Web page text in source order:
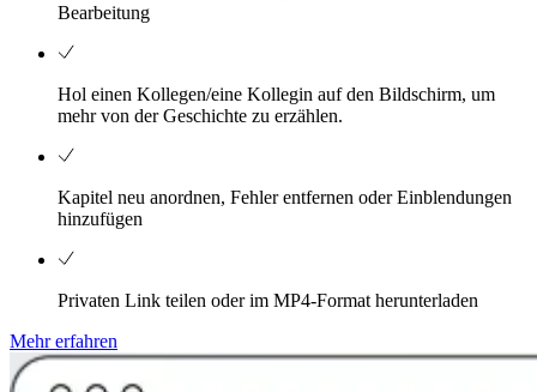
Bearbeitung
Hol einen Kollegen/eine Kollegin auf den Bildschirm, um
mehr von der Geschichte zu erzählen.
Kapitel neu anordnen, Fehler entfernen oder Einblendungen
hinzufügen
Privaten Link teilen oder im MP4-Format herunterladen
Mehr erfahren